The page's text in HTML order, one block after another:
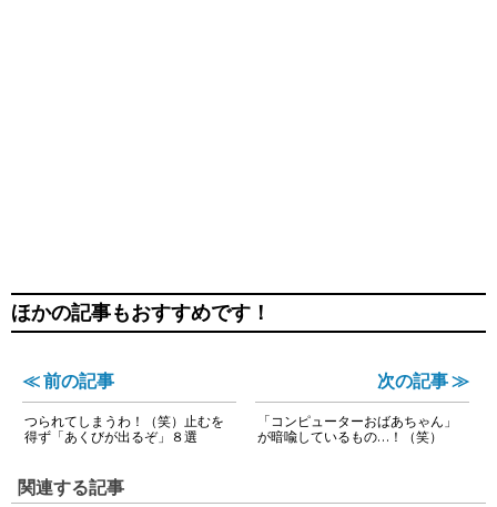
ほかの記事もおすすめです！
≪ 前の記事
つられてしまうわ！（笑）止むを
得ず「あくびが出るぞ」８選
次の記事 ≫
「コンピューターおばあちゃん」
が暗喩しているもの…！（笑）
関連する記事